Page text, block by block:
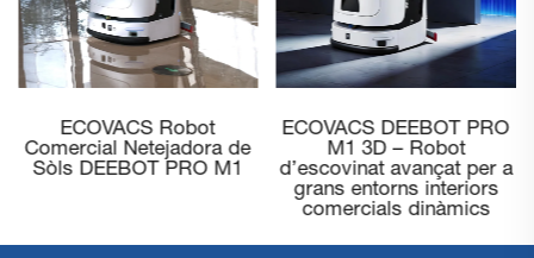
ECOVACS Robot
Comercial Aspirador
DEEBOT PRO K1 VAC
ECOVACS Robot
Comercial Netejadora de
Sòls DEEBOT PRO M1